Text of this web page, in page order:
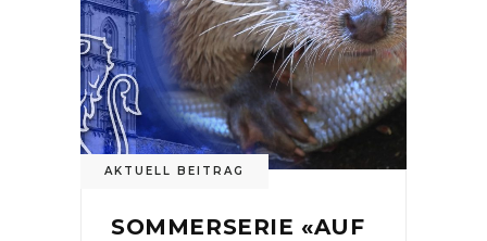
AKTUELL BEITRAG
SOMMERSERIE «AUF